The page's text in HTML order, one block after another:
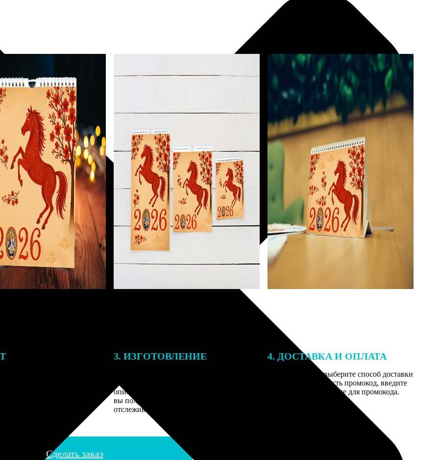
3. ИЗГОТОВЛЕНИЕ
описанием заказа. Когда отправим заказ
вы получите письмо с трек-номером для
отслеживания.
4. ДОСТАВКА И ОПЛАТА
Введите адрес и выберите способ доставки
заказа. Если у вас есть промокод, введите
его в специальное поле для промокода.
Сделать заказ